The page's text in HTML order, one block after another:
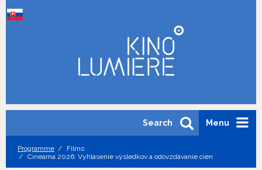
Menu
Search
Programme
Films
Cineama 2026: Vyhlásenie výsledkov a odovzdávanie cien